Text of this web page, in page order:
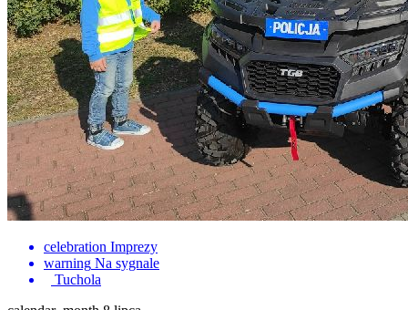
celebration Imprezy
warning Na sygnale
Tuchola